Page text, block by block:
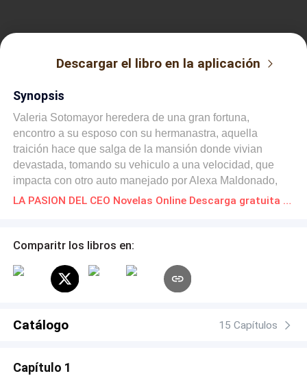
Descargar el libro en la aplicación
Synopsis
Valeria Sotomayor heredera de una gran fortuna,
encontro a su esposo con su hermanastra, aquella
traición hace que salga de la mansión donde vivian
devastada, tomando su vehiculo a una velocidad, que
impacta con otro auto manejado por Alexa Maldonado,
esposa del Gran ceo ITALIANO ALONZO PARISI, esta
Valeria despierte en el cuerpo de Alexa reencarnando,
nuevamente y hacerle pagar la traición de aquellos que
causaron su muerte. Ahora como Alexa esposa del ceo
fuerte que es, y sobre todo a su arrogante marido que
LA PASION DEL CEO Novelas Online Descarga gratuita de PDF
Comparitr los libros en:
Catálogo 15 Capítulos
Capítulo 1